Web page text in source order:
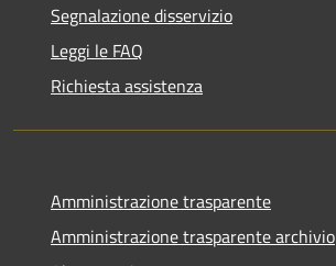
Segnalazione disservizio
Leggi le FAQ
Richiesta assistenza
Amministrazione trasparente
Amministrazione trasparente archivio